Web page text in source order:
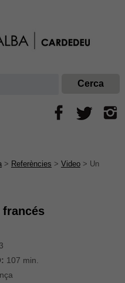
> Referències > Video> Un
francés
107 min.